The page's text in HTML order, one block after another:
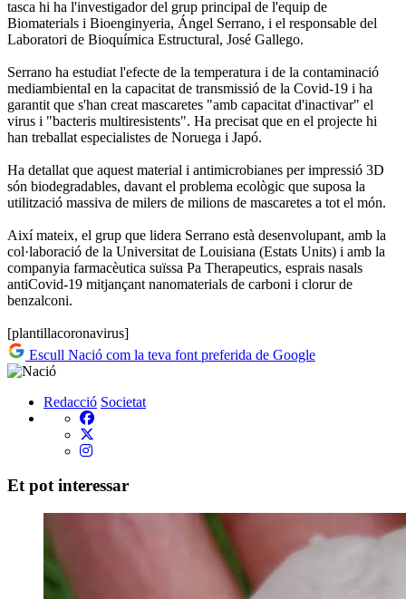
tasca hi ha l'investigador del grup principal de l'equip de
Biomaterials i Bioenginyeria, Ángel Serrano, i el responsable del
Laboratori de Bioquímica Estructural, José Gallego.
Serrano ha estudiat l'efecte de la temperatura i de la contaminació
mediambiental en la capacitat de transmissió de la Covid-19 i ha
garantit que s'han creat mascaretes "amb capacitat d'inactivar" el
virus i "bacteris multiresistents". Ha precisat que en el projecte hi
han treballat especialistes de Noruega i Japó.
Ha detallat que aquest material i antimicrobianes per impressió 3D
són biodegradables, davant el problema ecològic que suposa la
utilització massiva de milers de milions de mascaretes a tot el món.
Així mateix, el grup que lidera Serrano està desenvolupant, amb la
col·laboració de la Universitat de Louisiana (Estats Units) i amb la
companyia farmacèutica suïssa Pa Therapeutics, esprais nasals
antiCovid-19 mitjançant nanomaterials de carboni i clorur de
benzalconi.
[plantillacoronavirus]
Escull Nació com la teva font preferida de Google
Redacció Societat
Et pot interessar